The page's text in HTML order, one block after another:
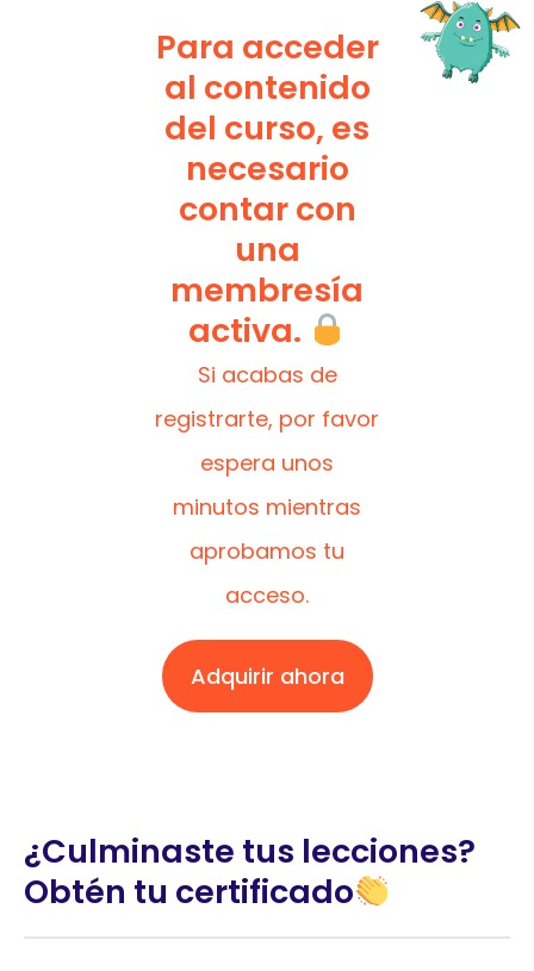
Para acceder
al contenido
del curso, es
necesario
contar con
una
membresía
activa.
Si acabas de
registrarte, por favor
espera unos
minutos mientras
aprobamos tu
acceso.
Adquirir ahora
¿Culminaste tus lecciones?
Obtén tu certificado